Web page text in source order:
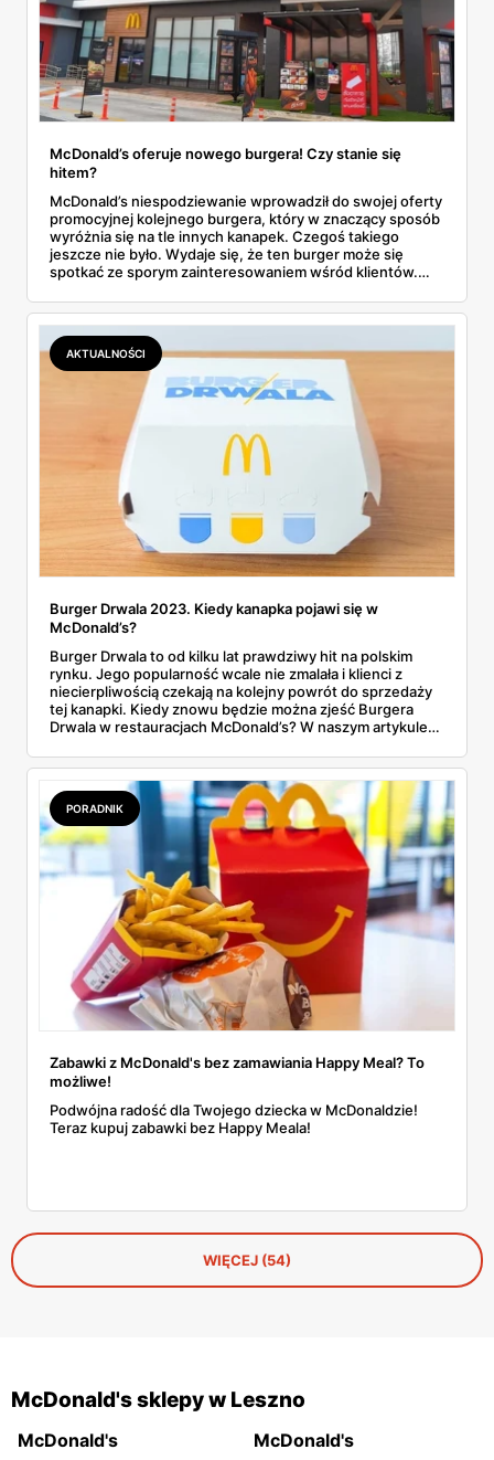
McDonald’s oferuje nowego burgera! Czy stanie się
hitem?
McDonald’s niespodziewanie wprowadził do swojej oferty
promocyjnej kolejnego burgera, który w znaczący sposób
wyróżnia się na tle innych kanapek. Czegoś takiego
jeszcze nie było. Wydaje się, że ten burger może się
spotkać ze sporym zainteresowaniem wśród klientów.
pozycji w menu McDonald’s.
AKTUALNOŚCI
Burger Drwala 2023. Kiedy kanapka pojawi się w
McDonald’s?
Burger Drwala to od kilku lat prawdziwy hit na polskim
rynku. Jego popularność wcale nie zmalała i klienci z
niecierpliwością czekają na kolejny powrót do sprzedaży
tej kanapki. Kiedy znowu będzie można zjeść Burgera
Drwala w restauracjach McDonald’s? W naszym artykule
PORADNIK
Zabawki z McDonald's bez zamawiania Happy Meal? To
możliwe!
Podwójna radość dla Twojego dziecka w McDonaldzie!
Teraz kupuj zabawki bez Happy Meala!
WIĘCEJ (54)
McDonald's sklepy w Leszno
McDonald's McDonald's